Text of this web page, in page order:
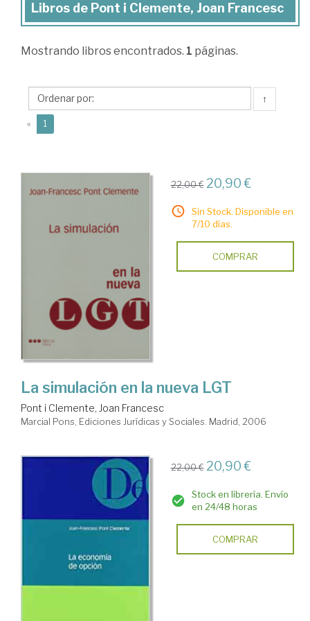
Libros
Pont
Clemente,
Joan
Libros de Pont i Clemente, Joan Francesc
Mostrando libros encontrados. 1 páginas.
↑
« 1
22,00 € 20,90 €
Sin Stock. Disponible en
7/10 días.
COMPRAR
La simulación en la nueva LGT
Pont i Clemente, Joan Francesc
Marcial Pons, Ediciones Jurídicas y Sociales. Madrid, 2006
22,00 € 20,90 €
Stock en librería. Envío
en 24/48 horas
COMPRAR